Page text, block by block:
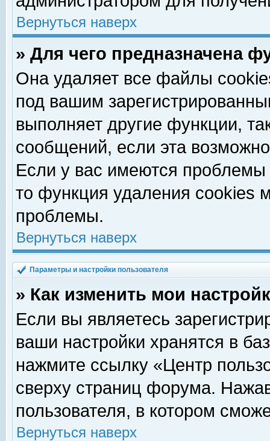
Вернуться наверх
» Для чего предназначена
Она удаляет все файлы
под вашим
выполняет другие функции,
сообщений, если эта
Если у вас имеются
то функция удаления cookies
проблемы.
Вернуться наверх
Параметры и настройки пользователя
» Как изменить мои
Если вы являетесь
ваши настройки хранятся в
нажмите ссылку «Центр
сверху страниц форума.
пользователя, в котором
Вернуться наверх